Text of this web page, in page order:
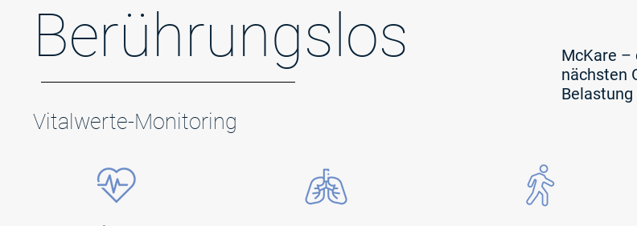
Berührungslos
Vitalwerte-Monitoring
McKare –
nächsten